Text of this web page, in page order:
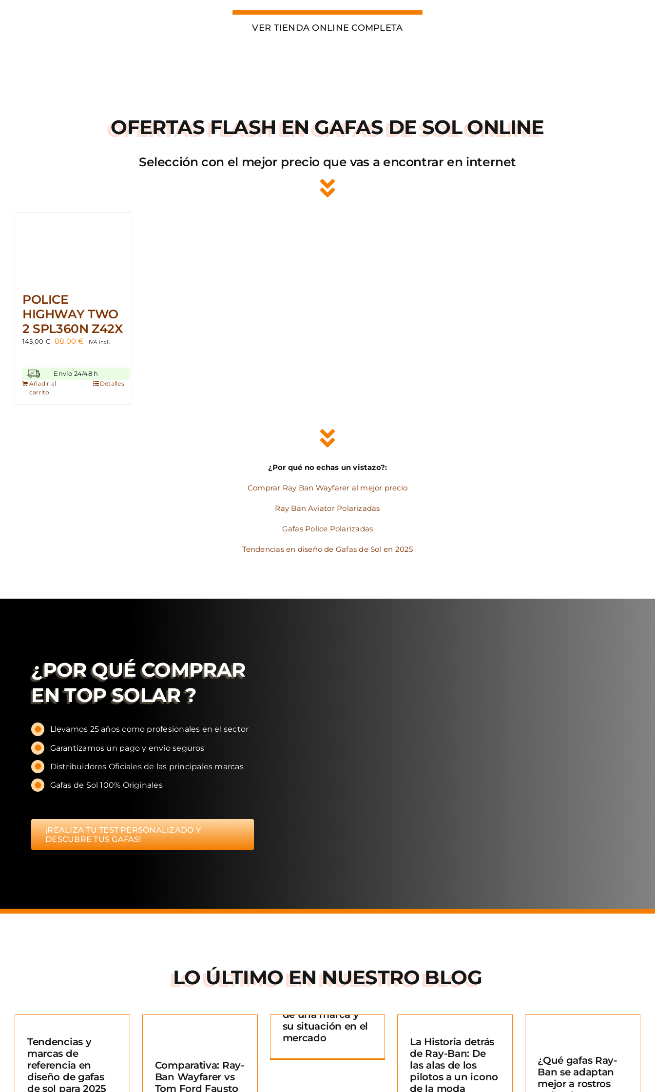
VER TIENDA ONLINE COMPLETA
OFERTAS FLASH EN GAFAS DE SOL ONLINE
Selección con el mejor precio que vas a encontrar en internet
POLICE
HIGHWAY TWO
2 SPL360N Z42X
145,00€ El
era:
145,00 €.
88,00€El
es:
88,00 €.
IVA incl.
Envío 24/48 h
Añadir al
carrito
Detalles
¿Por qué no echas un vistazo?:
Comprar Ray Ban Wayfarer al mejor precio
Ray Ban Aviator Polarizadas
Gafas Police Polarizadas
Tendencias en diseño de Gafas de Sol en 2025
¿POR QUÉ COMPRAR
EN TOP SOLAR ?
Llevamos 25 años como profesionales en el sector
Garantizamos un pago y envío seguros
Distribuidores Oficiales de las principales marcas
Gafas de Sol 100% Originales
¡REALIZA TU TEST PERSONALIZADO Y
DESCUBRE TUS GAFAS!
LO ÚLTIMO ENNUESTRO BLOG
Tendencias y
marcas de
referencia en
diseño de gafas
de sol para 2025
Comparativa: Ray-
Ban Wayfarer vs
Tom Ford Fausto
Comparativa: Ray-
Ban Wayfarer vs
Tom Ford Fausto
mercado
de una marca y
su situación en el
mercado
La Historia detrás
de Ray-Ban: De las
La Historia detrás
de Ray-Ban: De
las alas de los
pilotos a un icono
de la moda
¿Qué gafas Ray-
Ban se adaptan
mejor a rostros
redondos?
¿Qué gafas Ray-
Ban se adaptan
mejor a rostros